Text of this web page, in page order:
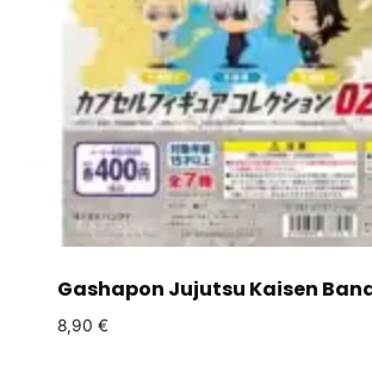
Gashapon Jujutsu Kaisen
8,90 €